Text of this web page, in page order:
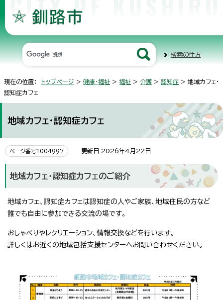
検索の仕方
現在の位置： トップページ > 健康・福祉 > 福祉 > 介護 > 認知症 > 地域カフェ・
認知症カフェ
地域カフェ・認知症カフェ
ページ番号1004997 更新日 2026年4月22日
地域カフェ・認知症カフェのご紹介
地域カフェ、認知症カフェは認知症の人やご家族、地域住民の方など
誰でも自由に参加できる交流の場です。
おしゃべりやレクリエーション、情報交換などを行います。
詳しくはお近くの地域包括支援センターへお問い合わせください。